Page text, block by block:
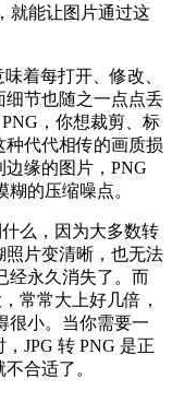
就能让图片通过这
着每打开、修改、
细节也随之一点点丢
，你想裁剪、标
代代相传的画质损
缘的图片，PNG
的压缩噪点。
么，因为大多数转
照片变清晰，也无法
经永久消失了。而
常常大上好几倍，
很小。当你需要一
JPG 转 PNG 是正
合适了。